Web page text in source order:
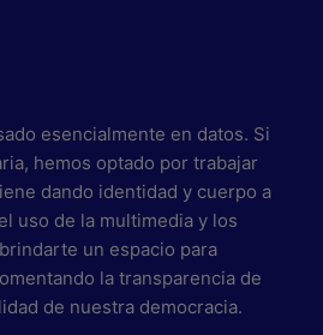
esencialmente en datos. Si
hemos optado por trabajar
dando identidad y cuerpo a
uso de la multimedia y los
un espacio para
la transparencia de
de nuestra democracia.